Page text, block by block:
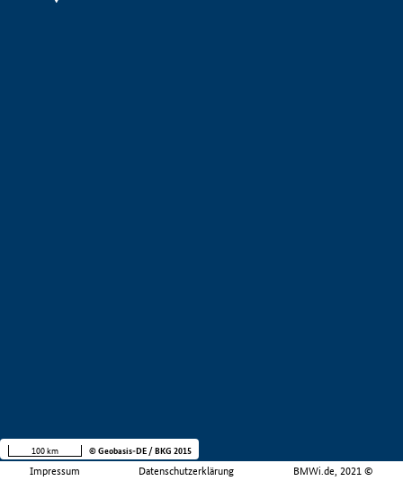
Impressum Datenschutzerklärung BMWi.de, 2021 ©
100 km © Geobasis-DE / BKG 2015